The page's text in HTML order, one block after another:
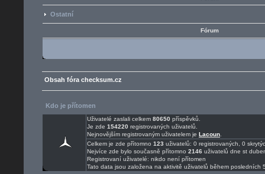
Ostatní
Fórum
Obsah fóra checksum.cz
Kdo je přítomen
Uživatelé zaslali celkem 80650 příspěvků.
Je zde 154220 registrovaných uživatelů.
Nejnovějším registrovaným uživatelem je Lacoun
Celkem je zde přítomno 123 uživatelů: 0 registrovaných, 0
Nejvíce zde bylo současně přítomno 2146 uživatelů dne st
Registrovaní uživatelé: nikdo není přítomen
Tato data jsou založena na aktivitě uživatelů během posledních